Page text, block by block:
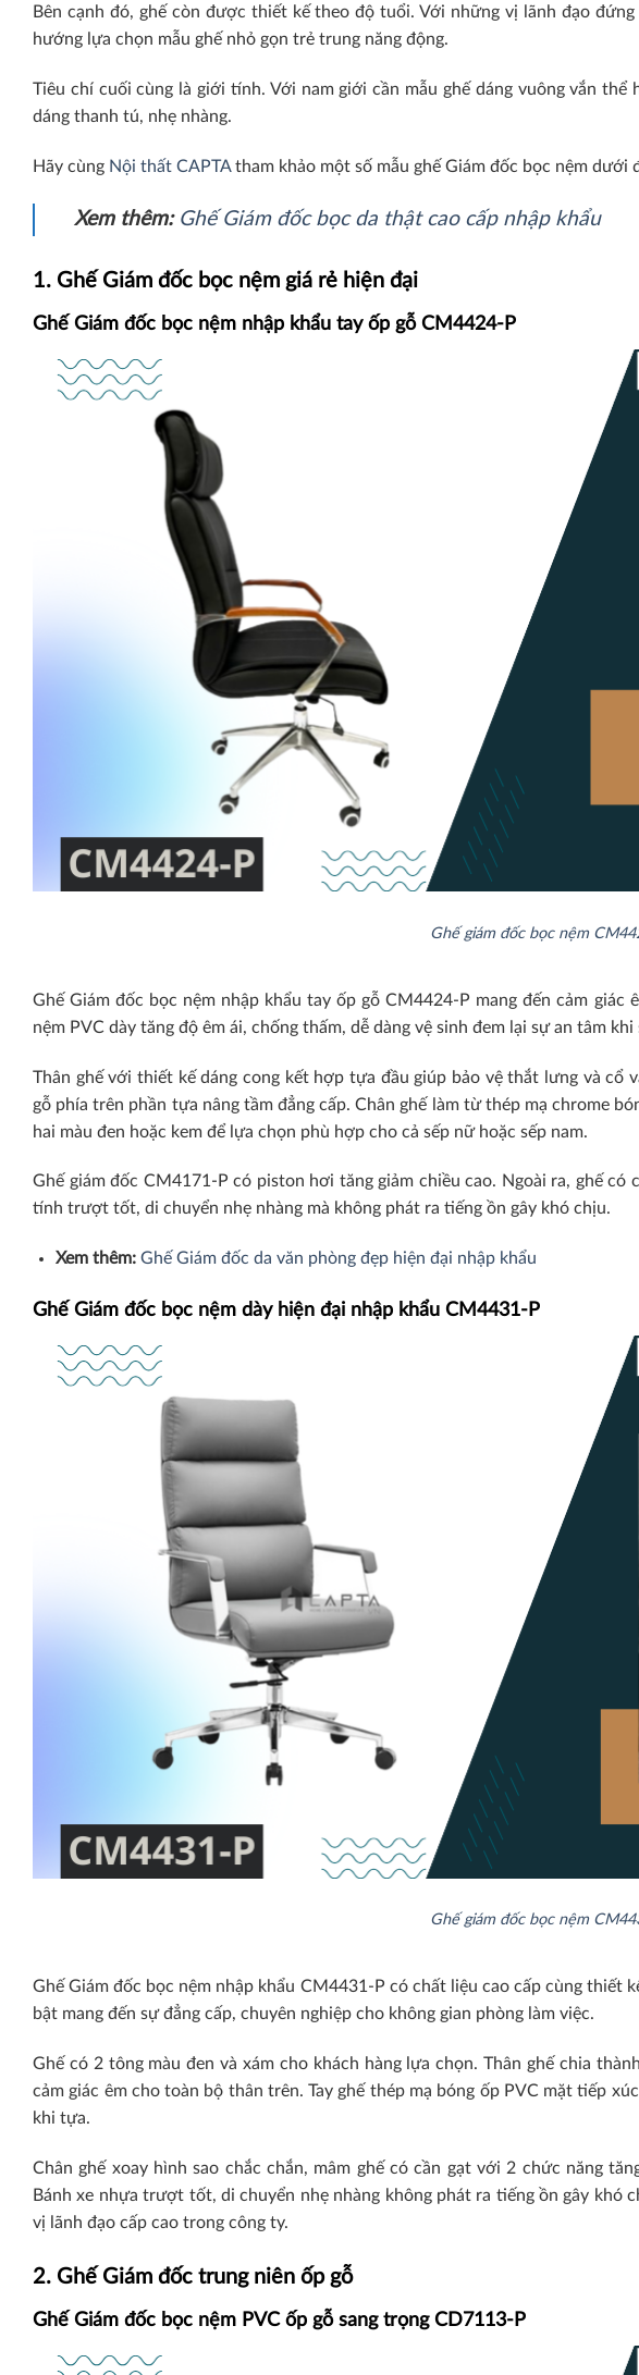
Bên cạnh đó, ghế còn được thiết kế theo độ tuổi. Với những vị lãnh đạo
hướng lựa chọn mẫu ghế nhỏ gọn trẻ trung năng động.
Tiêu chí cuối cùng là giới tính. Với nam giới cần mẫu ghế dáng vuông vắn
dáng thanh tú, nhẹ nhàng.
Hãy cùng Nội thất CAPTAtham khảo một số mẫu ghế Giám đốc bọc nệm dưới
Xem thêm: Ghế Giám đốc bọc da thật cao cấp nhập khẩu
1. Ghế Giám đốc bọc nệm giá rẻ hiện đại
Ghế Giám đốc bọc nệm nhập khẩu tay ốp gỗ CM4424-P
Ghế giám đốc bọc nệm
Ghế Giám đốc bọc nệm nhập khẩu tay ốp gỗ CM4424-P mang đến cảm giác
nệm PVC dày tăng độ êm ái, chống thấm, dễ dàng vệ sinh đem lại sự an tâm khi
Thân ghế với thiết kế dáng cong kết hợp tựa đầu giúp bảo vệ thắt lưng và cổ
gỗ phía trên phần tựa nâng tầm đẳng cấp. Chân ghế làm từ thép mạ chrome
hai màu đen hoặc kem để lựa chọn phù hợp cho cả sếp nữ hoặc sếp nam.
Ghế giám đốc CM4171-P có piston hơi tăng giảm chiều cao. Ngoài ra, ghế có
tính trượt tốt, di chuyển nhẹ nhàng mà không phát ra tiếng ồn gây khó chịu.
Xem thêm: Ghế Giám đốc da văn phòng đẹp hiện đại nhập khẩu
Ghế Giám đốc bọc nệm dày hiện đại nhập khẩu CM4431-P
Ghế giám đốc bọc nệm
Ghế Giám đốc bọc nệm nhập khẩu CM4431-P có chất liệu cao cấp cùng thiết
bật mang đến sự đẳng cấp, chuyên nghiệp cho không gian phòng làm việc.
Ghế có 2 tông màu đen và xám cho khách hàng lựa chọn. Thân ghế chia
cảm giác êm cho toàn bộ thân trên. Tay ghế thép mạ bóng ốp PVC mặt tiếp
khi tựa.
Chân ghế xoay hình sao chắc chắn, mâm ghế có cần gạt với 2 chức năng
Bánh xe nhựa trượt tốt, di chuyển nhẹ nhàng không phát ra tiếng ồn gây khó
vị lãnh đạo cấp cao trong công ty.
2. Ghế Giám đốc trung niên ốp gỗ
Ghế Giám đốc bọc nệm PVC ốp gỗ sang trọng CD7113-P